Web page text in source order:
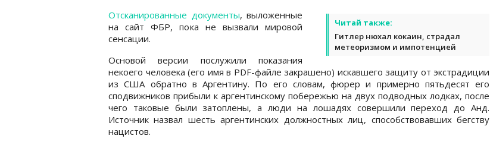
Читай также:
Гитлер нюхал кокаин, страдал
метеоризмом и импотенцией
Отсканированные документы, выложенные
на сайт ФБР, пока не вызвали мировой
сенсации.
Основой версии послужили показания
некоего человека (его имя в PDF-файле закрашено) искавшего защиту от экстрадиции
из США обратно в Аргентину. По его словам, фюрер и примерно пятьдесят его
сподвижников прибыли к аргентинскому побережью на двух подводных лодках, после
чего таковые были затоплены, а люди на лошадях совершили переход до Анд.
Источник назвал шесть аргентинских должностных лиц, способствовавших бегству
нацистов.